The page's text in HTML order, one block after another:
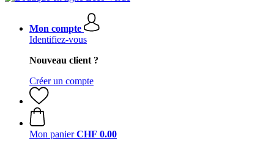
Mon compte
Identifiez-vous
Nouveau client ?
Créer un compte
Mon panier CHF 0.00